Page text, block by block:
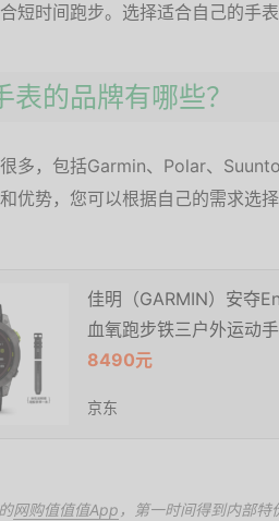
短时间跑步。选择适合自己的手
表的品牌有哪些？
多，包括Garmin、Polar、
优势，您可以根据自己的需求选
佳明（GARMIN）安夺
血氧跑步铁三户外运动
8490元
京东
网购值值值App ，第一时间得到内部特